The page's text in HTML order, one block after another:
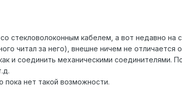
стекловолоконным кабелем, а вот недавно на
читал за него), внешне ничем не отличается
и соединить механическими соединителями.
нет такой возможности.